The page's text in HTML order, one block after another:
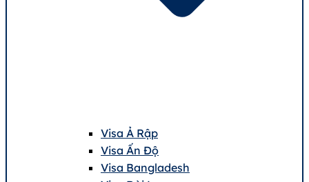
Visa Ả Rập
Visa Ấn Độ
Visa Bangladesh